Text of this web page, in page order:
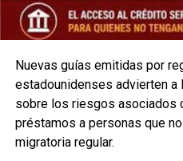
Nuevas guías emitidas por
estadounidenses advierten
sobre los riesgos asociados
préstamos a personas que
migratoria regular.